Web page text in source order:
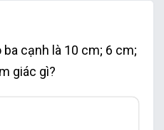
cạnh là 10 cm; 6 cm;
giác gì?